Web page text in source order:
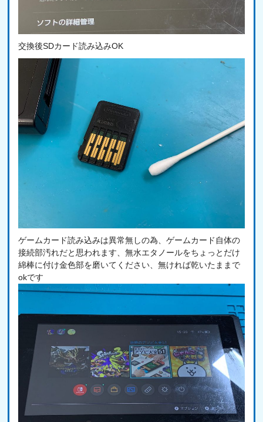
交換後SDカード読み込みOK
ゲームカード読み込みは異常無しの為、ゲームカード自体の
接続部汚れだと思われます、無水エタノールをちょっとだけ
綿棒に付け金色部を磨いてください、無ければ乾いたままで
okです